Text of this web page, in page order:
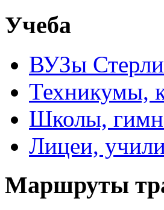
Учеба
ВУЗы
Техникумы,
Школы,
Лицеи,
Маршруты